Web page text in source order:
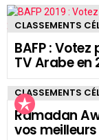
CLASSEMENTS
BAFP :
TV Arabe en
CLASSEMENTS
Ramadan
vos